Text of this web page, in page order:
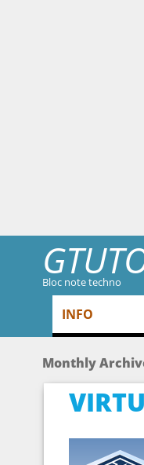
Bloc note techno
Menu
Skip to content
INFO
Monthly